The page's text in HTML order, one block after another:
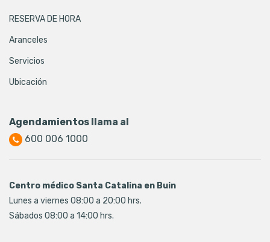
RESERVA DE HORA
Aranceles
Servicios
Ubicación
Agendamientos llama al
600 006 1000
Centro médico Santa Catalina en Buin
Lunes a viernes 08:00 a 20:00 hrs.
Sábados 08:00 a 14:00 hrs.